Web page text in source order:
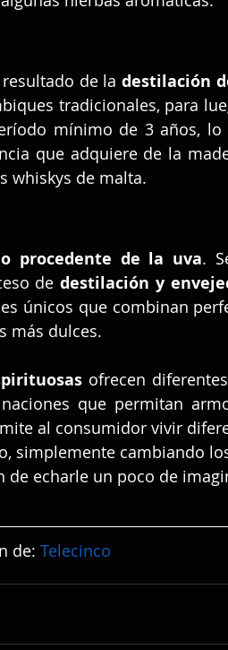
de la destilación
tradicionales, para
mínimo de 3 años,
que adquiere de la
whiskys de malta.
procedente de la uva.
de destilación y
únicos que combinan
más dulces.
ofrecen
que permitan
al consumidor vivir
simplemente cambiando
de echarle un poco de
de: Telecinco